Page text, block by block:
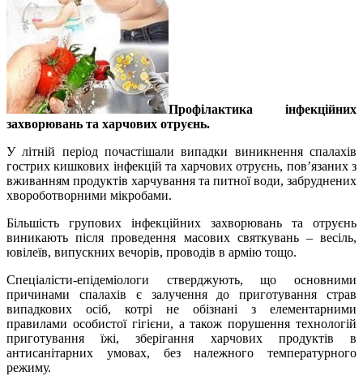
Профілактика інфекційних
захворювань та харчових отруєнь.
У літній період почастішали випадки виникнення спалахів
гострих кишкових інфекцій та харчових отруєнь, пов’язаних з
вживанням продуктів харчування та питної води, забруднених
хвороботворними мікробами.
Більшість групових інфекційних захворювань та отруєнь
виникають після проведення масових святкувань – весіль,
ювілеїв, випускних вечорів, проводів в армію тощо.
Спеціалісти-епідеміологи стверджують, що основними
причинами спалахів є залучення до приготування страв
випадкових осіб, котрі не обізнані з елементарними
правилами особистої гігієни, а також порушення технологій
приготування їжі, зберігання харчових продуктів в
антисанітарних умовах, без належного температурного
режиму.